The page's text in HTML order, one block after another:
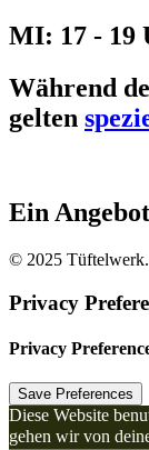
MI: 17 - 19
Während
gelten
Ein
© 2025
Privacy
Privacy
Diese Website
gehen wir von